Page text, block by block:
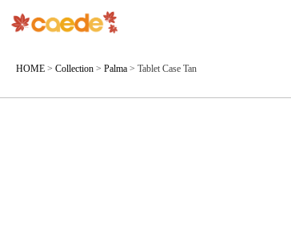
HOME > Collection > Palma > Tablet Case Tan